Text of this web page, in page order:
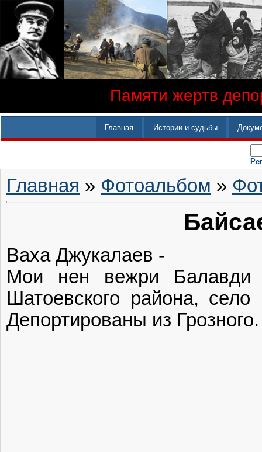
Памяти жертв
Главная Истории и судьбы
Главная » Фотоальбом »
‎Ваха Джукалаев‎ -
Мои нен вежри
Шатоевского района,
Депортированы из Грозного.